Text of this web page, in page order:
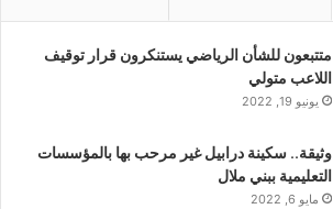
متتبعون للشأن الرياضي يستنكرون قرار توقيف
اللاعب متولي
يونيو 19, 2022
وثيقة.. سكينة درابيل غير مرحب بها بالمؤسسات
التعليمية ببني ملال
مايو 6, 2022